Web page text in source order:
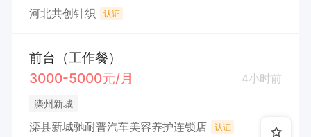
河北共创针织 认证
前台（工作餐）
3000-5000元/月
4小时前
滦州新城
滦县新城驰耐普汽车美容养护连锁店 认证